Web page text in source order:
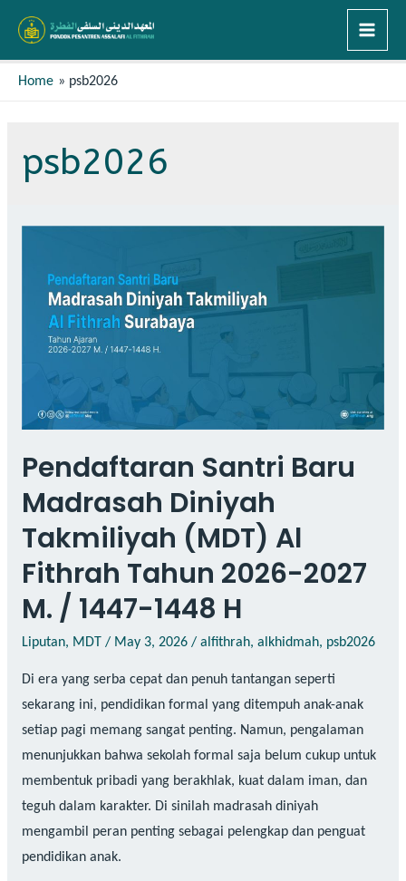
Home psb2026
psb2026
Pendaftaran Santri Baru
Madrasah Diniyah
Takmiliyah (MDT) Al
Fithrah Tahun 2026-2027
M. / 1447-1448 H
Liputan, MDT / May 3, 2026/ alfithrah, alkhidmah, psb2026
Di era yang serba cepat dan penuh tantangan seperti
sekarang ini, pendidikan formal yang ditempuh anak-anak
setiap pagi memang sangat penting. Namun, pengalaman
menunjukkan bahwa sekolah formal saja belum cukup untuk
membentuk pribadi yang berakhlak, kuat dalam iman, dan
teguh dalam karakter. Di sinilah madrasah diniyah
mengambil peran penting sebagai pelengkap dan penguat
pendidikan anak.